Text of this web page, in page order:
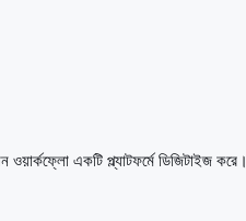
ওয়ার্কফ্লো একটি প্ল্যাটফর্মে ডিজিটাইজ করে।